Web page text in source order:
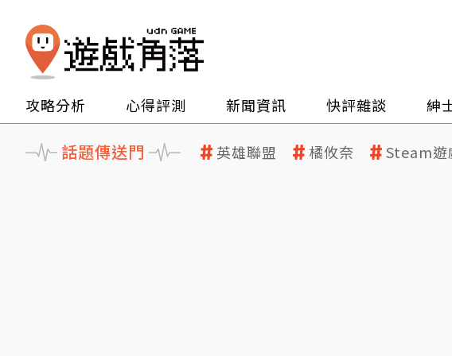
攻略分析 心得評測 新聞資訊 快評雜談 紳
話題傳送門 英雄聯盟 橘攸奈 Steam遊